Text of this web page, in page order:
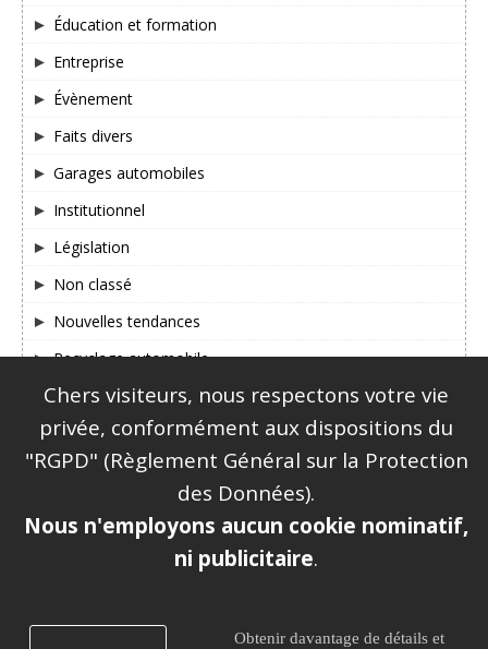
Éducation et formation
Entreprise
Évènement
Faits divers
Garages automobiles
Institutionnel
Législation
Non classé
Nouvelles tendances
Recyclage automobile
SUIVEZ-NOUS SUR FACEBOOK & TWITTER !
Chers visiteurs, nous respectons votre vie
privée, conformément aux dispositions du
"RGPD" (Règlement Général sur la Protection
des Données).
Nous n'employons aucun cookie nominatif,
ni publicitaire.
Obtenir davantage de détails et
Mentions légales |Plan du site